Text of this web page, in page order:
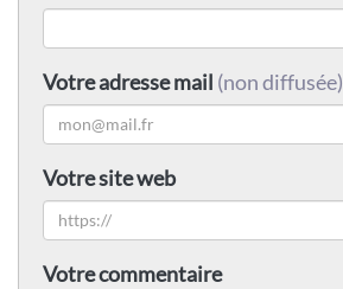
Votre adresse mail (non diffusée)
Votre site web
Votre commentaire